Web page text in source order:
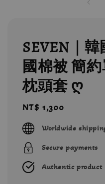
SEVEN｜
國棉被 簡
枕頭套 ღ
Regular
price
NT$ 1,300
Worldwide
Secure payments
Authentic product